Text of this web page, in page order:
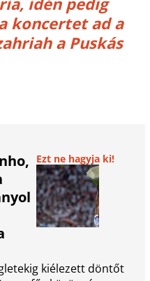
koncertet ad a
a Puskás
Ezt ne hagyja ki!
kiélezett döntőt